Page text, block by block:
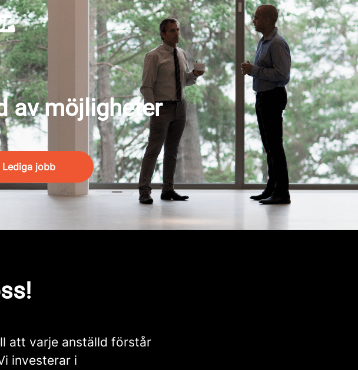
av möjligheter
Lediga jobb
innehåll
att varje anställd förstår
investerar i